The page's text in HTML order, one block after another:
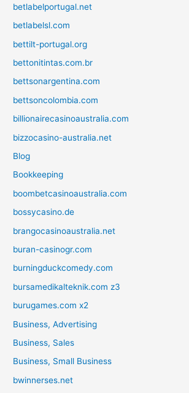
betlabelportugal.net
betlabelsl.com
bettilt-portugal.org
bettonitintas.com.br
bettsonargentina.com
bettsoncolombia.com
billionairecasinoaustralia.com
bizzocasino-australia.net
Blog
Bookkeeping
boombetcasinoaustralia.com
bossycasino.de
brangocasinoaustralia.net
buran-casinogr.com
burningduckcomedy.com
bursamedikalteknik.com z3
burugames.com x2
Business, Advertising
Business, Sales
Business, Small Business
bwinnerses.net